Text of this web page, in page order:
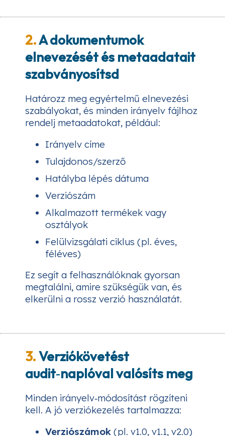
2.A dokumentumok
elnevezését és metaadatait
szabványosítsd
Határozz meg egyértelmű elnevezési
szabályokat, és minden irányelv fájlhoz
rendelj metaadatokat, például:
Irányelv címe
Tulajdonos/szerző
Hatályba lépés dátuma
Verziószám
Alkalmazott termékek vagy
osztályok
Felülvizsgálati ciklus (pl. éves,
féléves)
Ez segít a felhasználóknak gyorsan
megtalálni, amire szükségük van, és
elkerülni a rossz verzió használatát.
3.Verziókövetést
audit‑naplóval valósíts meg
Minden irányelv‑módosítást rögzíteni
kell. A jó verziókezelés tartalmazza:
Verziószámok (pl. v1.0, v1.1, v2.0)